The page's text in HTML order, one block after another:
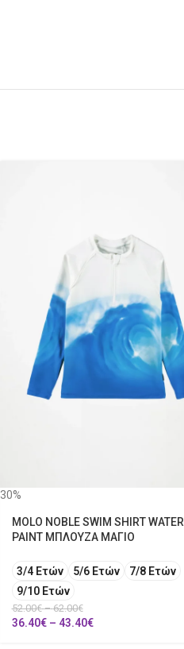
30%
MOLO NOBLE SWIM SHIRT WATER
PAINT ΜΠΛΟΥΖΑ ΜΑΓΙΟ
3/4 Ετών 5/6 Ετών
7/8 Ετών
9/10 Ετών
52.00€ – 62.00€
36.40€ – 43.40€